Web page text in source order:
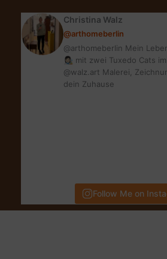
Christina Walz
@arthomeberlin
@arthomeberlin Mein
👩🏻‍🎨 mit zwei Tuxedo Cats
@walz.art Malerei,
dein Zuhause
Follow Me on